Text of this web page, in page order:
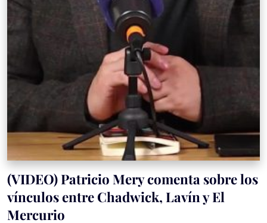
(VIDEO) Patricio Mery comenta sobre los
vínculos entre Chadwick, Lavín y El
Mercurio